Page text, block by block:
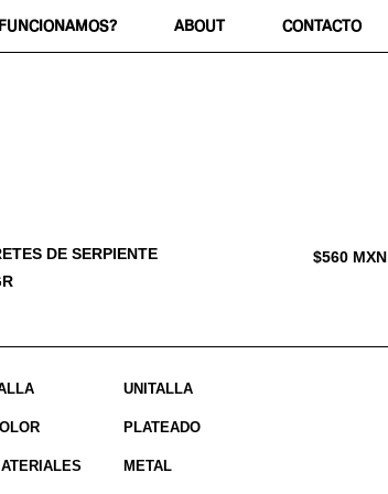
ABOUT CONTACTO
DE SERPIENTE
$560 MXN
UNITALLA
PLATEADO
METAL